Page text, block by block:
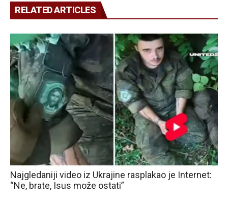
RELATED ARTICLES
Najgledaniji video iz Ukrajine rasplakao je Internet:
“Ne, brate, Isus može ostati”